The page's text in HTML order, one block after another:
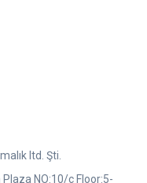
ltd. Şti.
NO:10/c Floor:5-